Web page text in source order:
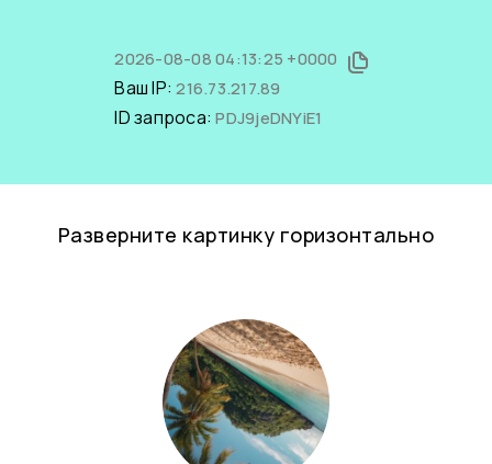
2026-08-08 04:13:25 +0000
Ваш IP:216.73.217.89
ID запроса:PDJ9jeDNYiE1
Разверните картинку горизонтально